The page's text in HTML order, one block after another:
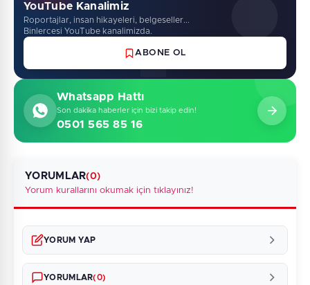
YouTube Kanalimiz
Roportajlar, insan hikayeleri, belgeseller...
Binlercesi YouTube kanalimizda.
ABONE OL
Whatsapp Hattı
Son dakika haberler için bizi takip edin!
0501 565 85 16
YORUMLAR(0)
Yorum kurallarını okumak için tıklayınız!
YORUM YAP
YORUMLAR(0)